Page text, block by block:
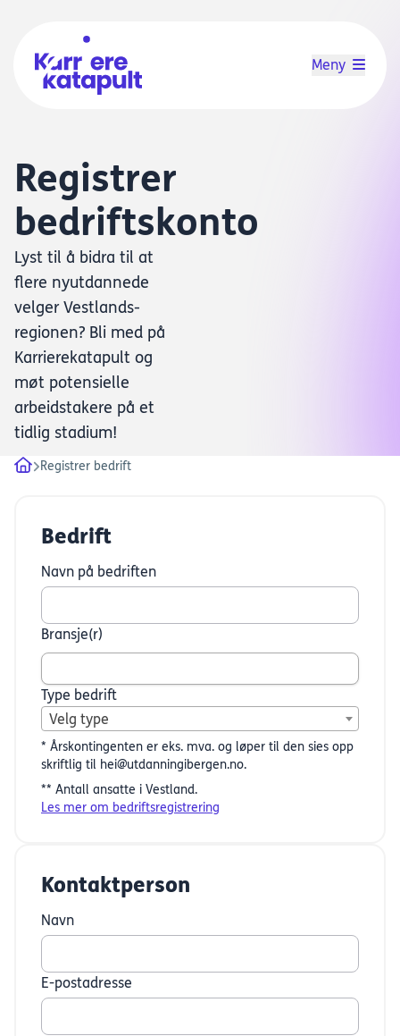
Meny
Registrer
bedriftskonto
Lyst til å bidra til at
flere nyutdannede
velger Vestlands-
regionen? Bli med på
Karrierekatapult og
møt potensielle
arbeidstakere på et
tidlig stadium!
Registrer bedrift
Bedrift
Navn på bedriften
Bransje(r)
Type bedrift
Velg type
* Årskontingenten er eks. mva. og løper til den sies opp
skriftlig til hei@utdanningibergen.no.
** Antall ansatte i Vestland.
Les mer om bedriftsregistrering
Kontaktperson
Navn
E-postadresse